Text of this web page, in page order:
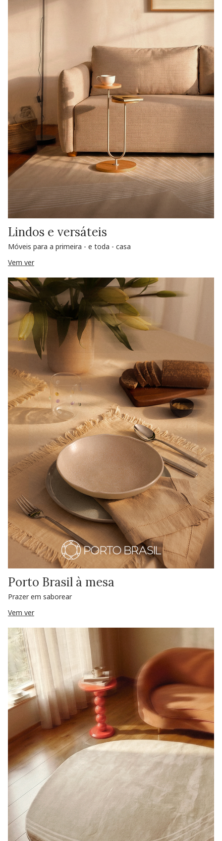
Lindos e versáteis
Móveis para a primeira - e toda - casa
Vem ver
Porto Brasil à mesa
Prazer em saborear
Vem ver